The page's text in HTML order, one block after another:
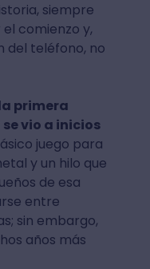
siempre
comienzo y,
del teléfono, no
primera
vio a inicios
juego para
y un hilo que
de esa
entre
sin embargo,
años más